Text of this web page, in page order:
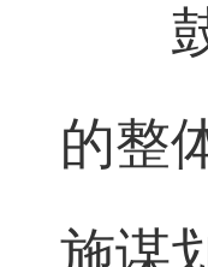
的整
施谋